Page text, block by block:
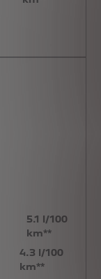
5.1 l/100
km**
4.3 l/100
km**